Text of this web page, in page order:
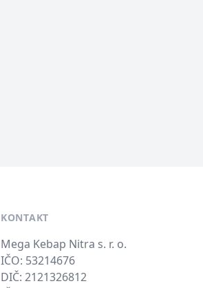
KONTAKT
Mega Kebap Nitra s. r. o.
IČO: 53214676
DIČ: 2121326812